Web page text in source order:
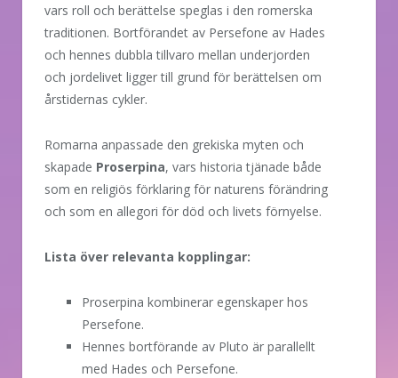
vars roll och berättelse speglas i den romerska
traditionen. Bortförandet av Persefone av Hades
och hennes dubbla tillvaro mellan underjorden
och jordelivet ligger till grund för berättelsen om
årstidernas cykler.
Romarna anpassade den grekiska myten och
skapade Proserpina, vars historia tjänade både
som en religiös förklaring för naturens förändring
och som en allegori för död och livets förnyelse.
Lista över relevanta kopplingar:
Proserpina kombinerar egenskaper hos
Persefone.
Hennes bortförande av Pluto är parallellt
med Hades och Persefone.